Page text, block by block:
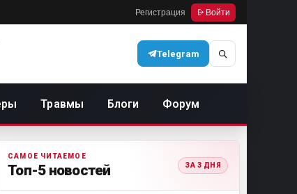
Регистрация Войти
Telegram
Травмы Блоги Форум
САМОЕ ЧИТАЕМОЕ
Топ-5 новостей ЗА 3 ДНЯ